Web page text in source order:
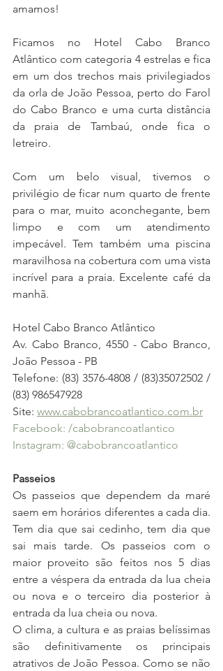
amamos!
Ficamos no Hotel Cabo Branco
Atlântico com categoria 4 estrelas e fica
em um dos trechos mais privilegiados
da orla de João Pessoa, perto do Farol
do Cabo Branco e uma curta distância
da praia de Tambaú, onde fica o
letreiro.
Com um belo visual, tivemos o
privilégio de ficar num quarto de frente
para o mar, muito aconchegante, bem
limpo e com um atendimento
impecável. Tem também uma piscina
maravilhosa na cobertura com uma vista
incrível para a praia. Excelente café da
manhã.
Hotel Cabo Branco Atlântico
Av. Cabo Branco, 4550 - Cabo Branco,
João Pessoa - PB
Telefone: (83) 3576-4808 / (83)35072502 /
(83) 986547928
Site: www.cabobrancoatlantico.com.br
Facebook: /cabobrancoatlantico
Instagram: @cabobrancoatlantico
Passeios
Os passeios que dependem da maré
saem em horários diferentes a cada dia.
Tem dia que sai cedinho, tem dia que
sai mais tarde. Os passeios com o
maior proveito são feitos nos 5 dias
entre a véspera da entrada da lua cheia
ou nova e o terceiro dia posterior à
entrada da lua cheia ou nova.
O clima, a cultura e as praias belíssimas
são definitivamente os principais
atrativos de João Pessoa. Como se não